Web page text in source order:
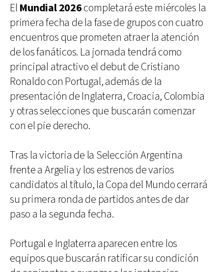
El Mundial 2026completará este miércoles la
primera fecha de la fase de grupos con cuatro
encuentros que prometen atraer la atención
de los fanáticos. La jornada tendrá como
principal atractivo el debut de Cristiano
Ronaldo con Portugal, además de la
presentación de Inglaterra, Croacia, Colombia
y otras selecciones que buscarán comenzar
con el pie derecho.
Tras la victoria de la Selección Argentina
frente a Argelia y los estrenos de varios
candidatos al título, la Copa del Mundo cerrará
su primera ronda de partidos antes de dar
paso a la segunda fecha.
Portugal e Inglaterra aparecen entre los
equipos que buscarán ratificar su condición